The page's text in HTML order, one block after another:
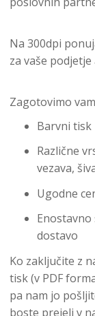
Na 300dpi
za vaše
Zagotovimo
Barvni
Različne
vezava,
Ugodne
dostavo
Ko zaključite z
tisk (v PDF
pa nam jo
boste prejeli v